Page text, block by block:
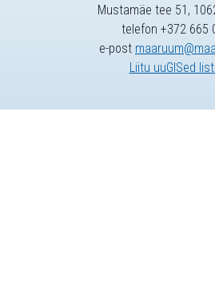
Mustamäe tee 51,
telefon +372 665
e-post
Liitu uuGISed